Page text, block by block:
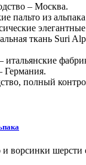
– Москва.
пальто из
ткань Suri
итальянcкие
Германия.
полный
и ворсинки шерсти